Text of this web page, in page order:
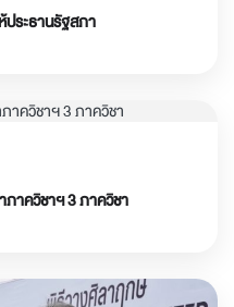
ประธานรัฐสภา
าควิชาฯ 3 ภาควิชา